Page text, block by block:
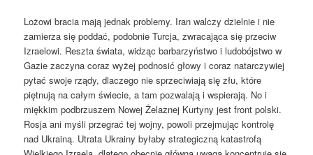
Lożowi bracia mają jednak problemy. Iran walczy dzielnie i nie
zamierza się poddać, podobnie Turcja, zwracająca się przeciw
Izraelowi. Reszta świata, widząc barbarzyństwo i ludobójstwo w
Gazie zaczyna coraz wyżej podnosić głowy i coraz natarczywiej
pytać swoje rządy, dlaczego nie sprzeciwiają się złu, które
piętnują na całym świecie, a tam pozwalają i wspierają. No i
miękkim podbrzuszem Nowej Żelaznej Kurtyny jest front polski.
Rosja ani myśli przegrać tej wojny, powoli przejmując kontrolę
nad Ukrainą. Utrata Ukrainy byłaby strategiczną katastrofą